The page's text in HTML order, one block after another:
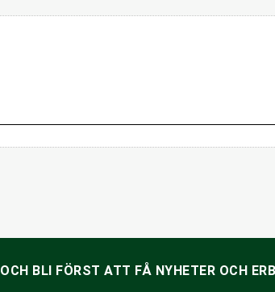
BLI FÖRST ATT FÅ NYHETER OCH